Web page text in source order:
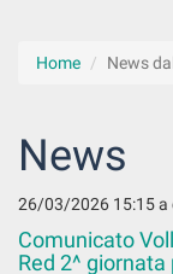
Home News
News
26/03/2026 15:15a
Comunicato
Red 2^